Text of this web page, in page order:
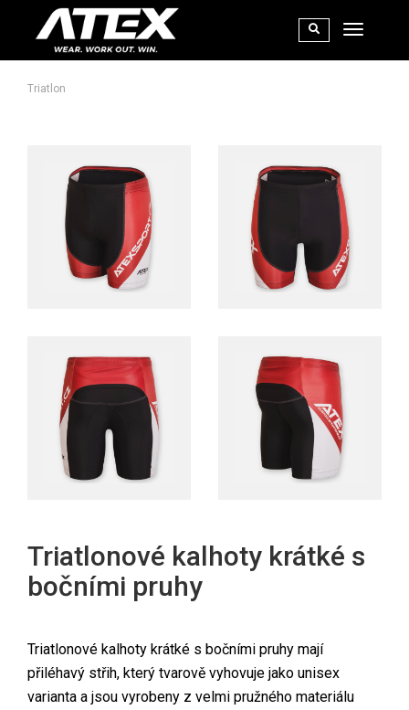
Triatlonové kalhoty krátké s
bočními pruhy
Triatlonové kalhoty krátké s bočními pruhy mají
přiléhavý střih, který tvarově vyhovuje jako unisex
varianta a jsou vyrobeny z velmi pružného materiálu
Triatlon